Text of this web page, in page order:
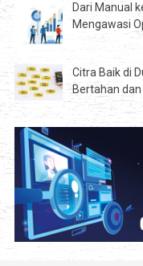
Dari Manual
Mengawasi
Citra Baik di
Bertahan